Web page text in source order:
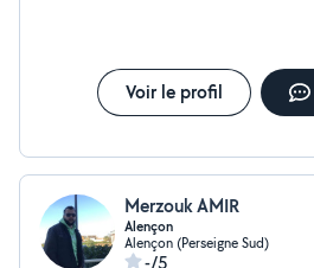
Voir le profil
Merzouk AMIR
Alençon
Alençon (Perseigne Sud)
-/5